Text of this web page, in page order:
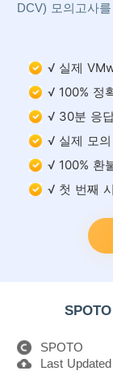
DCV) 모의고사
√ 실제
√ 100% 정
√ 30분 응
√ 실제 모
√ 100% 환
√ 첫 번째
SPOTO
Last